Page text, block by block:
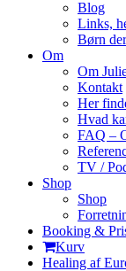
Blog
Links,
Børn
Om
Om
Kontakt
Her
Hvad
FAQ –
TV /
Shop
Shop
Booking &
Kurv
Healing af